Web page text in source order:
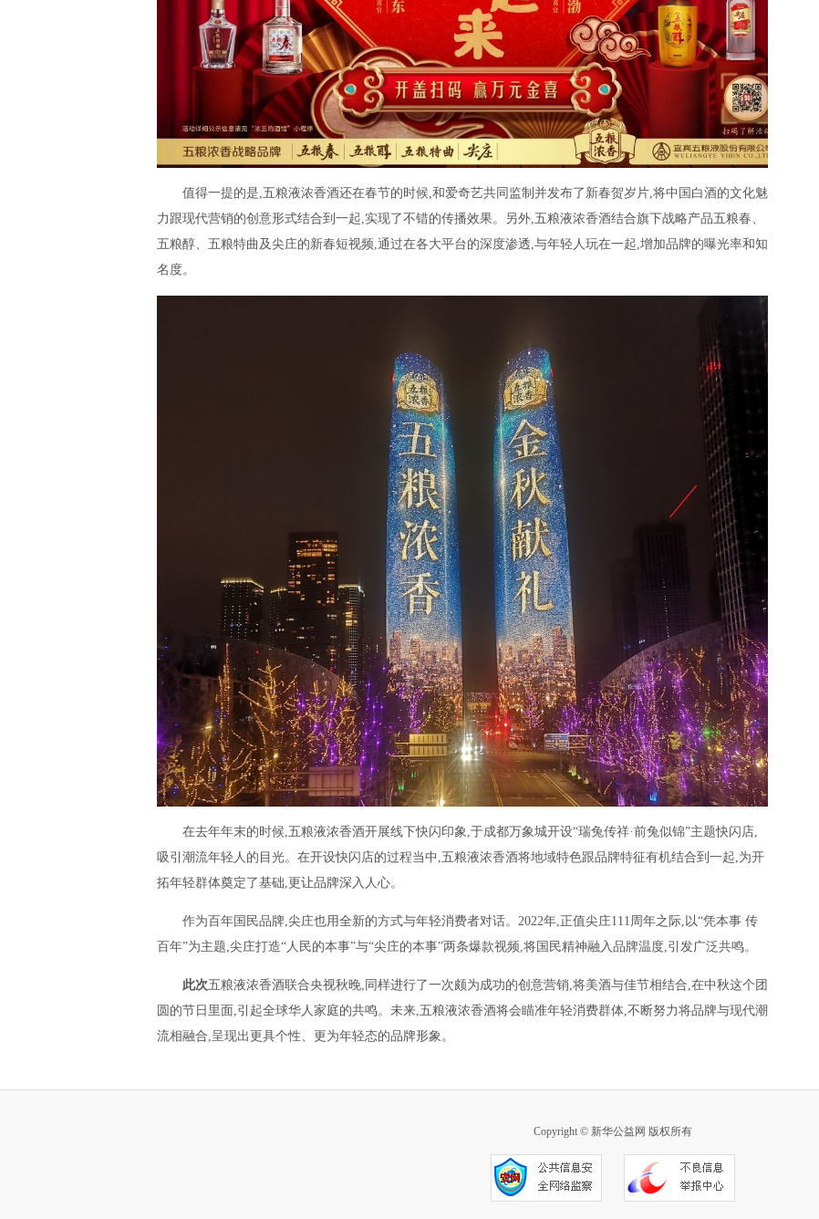
值得一提的是,五粮液浓香酒还在春节的时候,和爱奇艺共同监制并发布了新春贺岁片,将中国白酒的文化魅
力跟现代营销的创意形式结合到一起,实现了不错的传播效果。另外,五粮液浓香酒结合旗下战略产品五粮春、
五粮醇、五粮特曲及尖庄的新春短视频,通过在各大平台的深度渗透,与年轻人玩在一起,增加品牌的曝光率和知
名度。
在去年年末的时候,五粮液浓香酒开展线下快闪印象,于成都万象城开设“瑞兔传祥·前兔似锦”主题快闪店,
吸引潮流年轻人的目光。在开设快闪店的过程当中,五粮液浓香酒将地域特色跟品牌特征有机结合到一起,为开
拓年轻群体奠定了基础,更让品牌深入人心。
作为百年国民品牌,尖庄也用全新的方式与年轻消费者对话。2022年,正值尖庄111周年之际,以“凭本事 传
百年”为主题,尖庄打造“人民的本事”与“尖庄的本事”两条爆款视频,将国民精神融入品牌温度,引发广泛共鸣。
此次五粮液浓香酒联合央视秋晚,同样进行了一次颇为成功的创意营销,将美酒与佳节相结合,在中秋这个团
圆的节日里面,引起全球华人家庭的共鸣。未来,五粮液浓香酒将会瞄准年轻消费群体,不断努力将品牌与现代潮
流相融合,呈现出更具个性、更为年轻态的品牌形象。
Copyright © 新华公益网 版权所有